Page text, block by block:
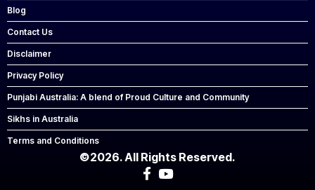
Blog
Contact Us
Disclaimer
Privacy Policy
Punjabi Australia: A blend of Proud Culture and Community
Sikhs in Australia
Terms and Conditions
©2026. All Rights Reserved.